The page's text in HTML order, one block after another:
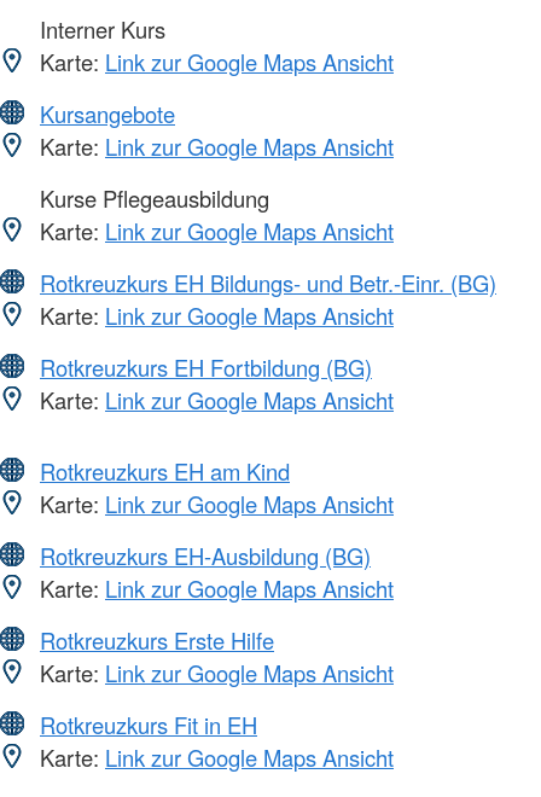
Interner Kurs
Karte: Link zur Google Maps Ansicht
Kursangebote
Karte: Link zur Google Maps Ansicht
Kurse Pflegeausbildung
Karte: Link zur Google Maps Ansicht
Rotkreuzkurs EH Bildungs- und Betr.-Einr. (BG)
Karte: Link zur Google Maps Ansicht
Rotkreuzkurs EH Fortbildung (BG)
Karte: Link zur Google Maps Ansicht
Rotkreuzkurs EH am Kind
Karte: Link zur Google Maps Ansicht
Rotkreuzkurs EH-Ausbildung (BG)
Karte: Link zur Google Maps Ansicht
Rotkreuzkurs Erste Hilfe
Karte: Link zur Google Maps Ansicht
Rotkreuzkurs Fit in EH
Karte: Link zur Google Maps Ansicht